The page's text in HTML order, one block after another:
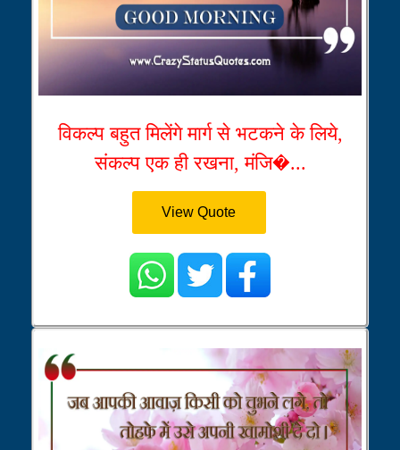
विकल्प बहुत मिलेंगे मार्ग से भटकने के लिये,
संकल्प एक ही रखना, मंजि�...
View Quote